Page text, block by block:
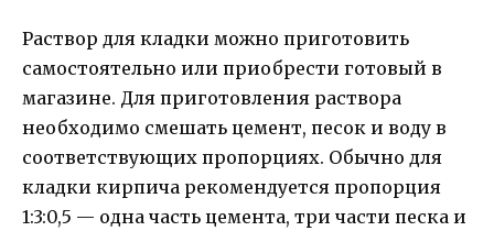
Раствор для кладки можно приготовить
самостоятельно или приобрести готовый в
магазине. Для приготовления раствора
необходимо смешать цемент, песок и воду в
соответствующих пропорциях. Обычно для
кладки кирпича рекомендуется пропорция
1:3:0,5 — одна часть цемента, три части песка и